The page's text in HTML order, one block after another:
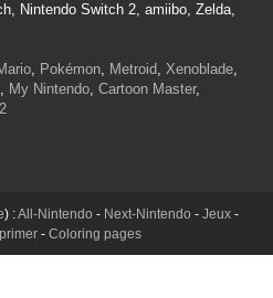
Nintendo Switch 2, amiibo, Zelda,
, Pokémon, Metroid, Xenoblade,
, My Nintendo, Cartoon Master,
) :All-Nintendo - Next-Nintendo - Jeux-
- Coloring pages